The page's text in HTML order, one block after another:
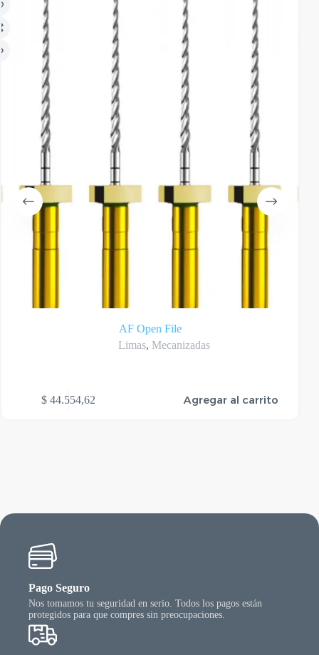
AF Open File
Limas, Mecanizadas
$ 44.554,62 Agregar al carrito
Pago Seguro
Nos tomamos tu seguridad en serio. Todos los pagos están
protegidos para que compres sin preocupaciones.